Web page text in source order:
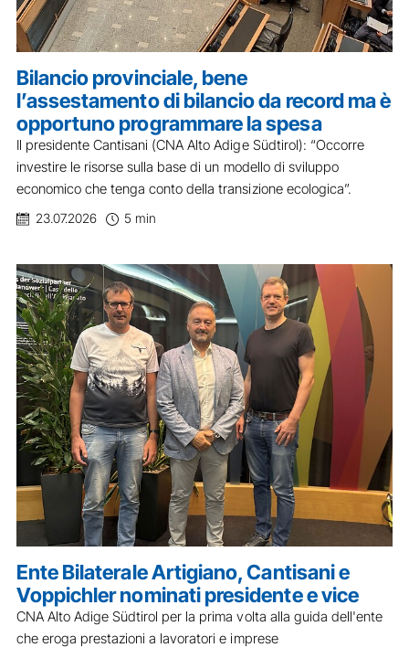
Bilancio provinciale, bene
l’assestamento di bilancio da record ma è
opportuno programmare la spesa
Il presidente Cantisani (CNA Alto Adige Südtirol): “Occorre
investire le risorse sulla base di un modello di sviluppo
economico che tenga conto della transizione ecologica”.
23.07.2026 5 min
Ente Bilaterale Artigiano, Cantisani e
Voppichler nominati presidente e vice
CNA Alto Adige Südtirol per la prima volta alla guida dell'ente
che eroga prestazioni a lavoratori e imprese